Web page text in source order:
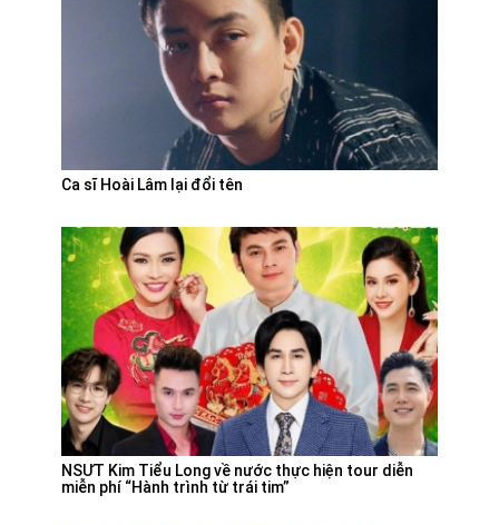
Ca sĩ Hoài Lâm lại đổi tên
NSƯT Kim Tiểu Long về nước thực hiện tour diễn
miễn phí “Hành trình từ trái tim”